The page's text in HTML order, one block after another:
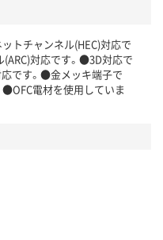
トチャンネル(HEC)対応で
対応です。●3D対応で
です。●金メッキ端子で
電材を使用していま